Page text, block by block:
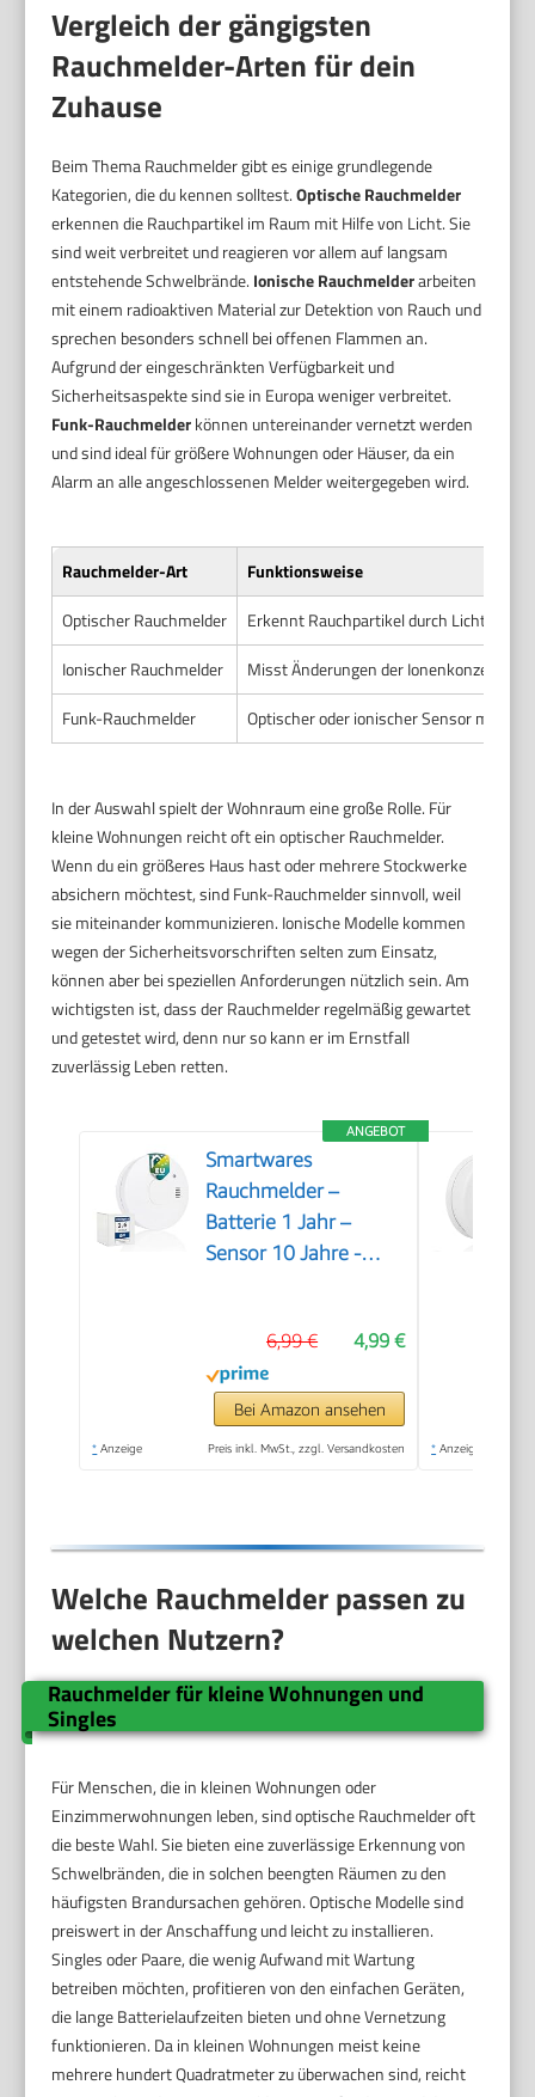
Vergleich der gängigsten
Rauchmelder-Arten für dein
Zuhause
Beim Thema Rauchmelder gibt es einige grundlegende
Kategorien, die du kennen solltest.Optische Rauchmelder
erkennen die Rauchpartikel im Raum mit Hilfe von Licht. Sie
sind weit verbreitet und reagieren vor allem auf langsam
entstehende Schwelbrände. Ionische Rauchmelderarbeiten
mit einem radioaktiven Material zur Detektion von Rauch und
sprechen besonders schnell bei offenen Flammen an.
Aufgrund der eingeschränkten Verfügbarkeit und
Sicherheitsaspekte sind sie in Europa weniger verbreitet.
Funk-Rauchmelderkönnen untereinander vernetzt werden
und sind ideal für größere Wohnungen oder Häuser, da ein
Alarm an alle angeschlossenen Melder weitergegeben wird.
Rauchmelder-Art
Funktionsweise
Optischer Rauchmelder
Erkennt Rauchpartikel durch
Ionischer Rauchmelder
Misst Änderungen der
Funk-Rauchmelder
Optischer oder ionischer Sensor mit
In der Auswahl spielt der Wohnraum eine große Rolle. Für
kleine Wohnungen reicht oft ein optischer Rauchmelder.
Wenn du ein größeres Haus hast oder mehrere Stockwerke
absichern möchtest, sind Funk-Rauchmelder sinnvoll, weil
sie miteinander kommunizieren. Ionische Modelle kommen
wegen der Sicherheitsvorschriften selten zum Einsatz,
können aber bei speziellen Anforderungen nützlich sein. Am
wichtigsten ist, dass der Rauchmelder regelmäßig gewartet
und getestet wird, denn nur so kann er im Ernstfall
zuverlässig Leben retten.
ANGEBOT
Smartwares
Rauchmelder –
Batterie 1 Jahr –
Sensor 10 Jahre -
4,99 €
6,99 €
Bei Amazon ansehen
* Anzeige Preis inkl. MwSt., zzgl. Versandkosten * Anzeige
Welche Rauchmelder passen zu
welchen Nutzern?
Rauchmelder für kleine Wohnungen und
Singles
Für Menschen, die in kleinen Wohnungen oder
Einzimmerwohnungen leben, sind optische Rauchmelder oft
die beste Wahl. Sie bieten eine zuverlässige Erkennung von
Schwelbränden, die in solchen beengten Räumen zu den
häufigsten Brandursachen gehören. Optische Modelle sind
preiswert in der Anschaffung und leicht zu installieren.
Singles oder Paare, die wenig Aufwand mit Wartung
betreiben möchten, profitieren von den einfachen Geräten,
die lange Batterielaufzeiten bieten und ohne Vernetzung
funktionieren. Da in kleinen Wohnungen meist keine
mehrere hundert Quadratmeter zu überwachen sind, reicht